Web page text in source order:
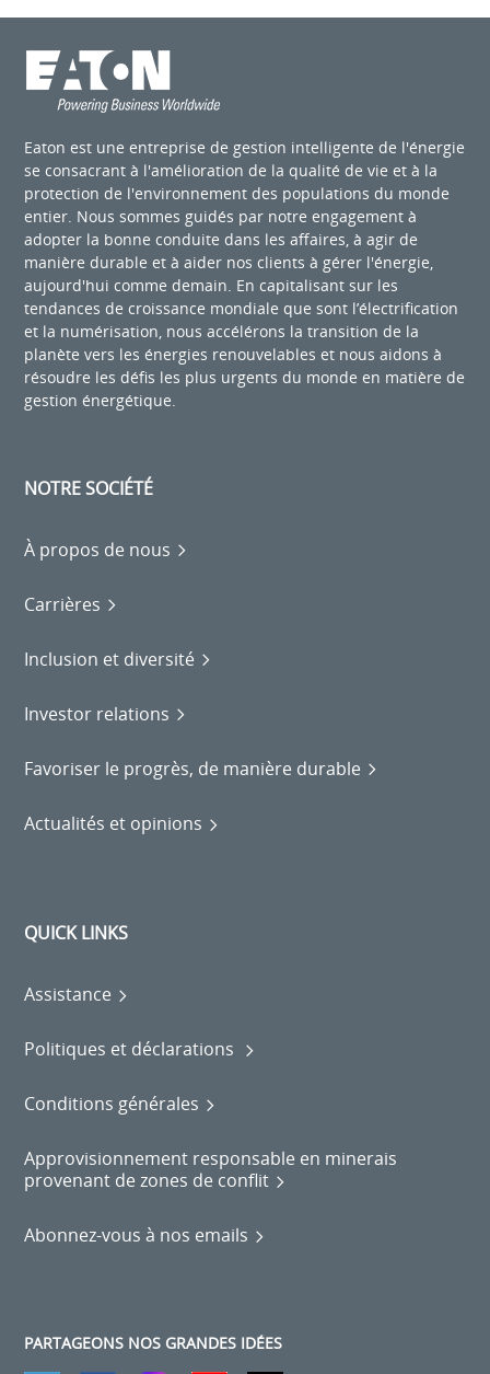
Eaton est une entreprise de gestion intelligente de l'énergie
se consacrant à l'amélioration de la qualité de vie et à la
protection de l'environnement des populations du monde
entier. Nous sommes guidés par notre engagement à
adopter la bonne conduite dans les affaires, à agir de
manière durable et à aider nos clients à gérer l'énergie,
aujourd'hui comme demain. En capitalisant sur les
tendances de croissance mondiale que sont l’électrification
et la numérisation, nous accélérons la transition de la
planète vers les énergies renouvelables et nous aidons à
résoudre les défis les plus urgents du monde en matière de
gestion énergétique.
NOTRE SOCIÉTÉ
À propos de nous
Carrières
Inclusion et diversité
Investor relations
Favoriser le progrès, de manière durable
Actualités et opinions
QUICK LINKS
Assistance
Politiques et déclarations
Conditions générales
Approvisionnement responsable en minerais
provenant de zones de conflit
Abonnez-vous à nos emails
PARTAGEONS NOS GRANDES IDÉES